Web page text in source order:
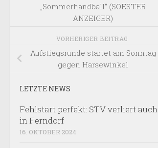
„Sommerhandball“ (SOESTER
ANZEIGER)
VORHERIGER BEITRAG
Aufstiegsrunde startet am Sonntag
gegen Harsewinkel
LETZTE NEWS
Fehlstart perfekt: STV verliert auch
in Ferndorf
16. OKTOBER 2024